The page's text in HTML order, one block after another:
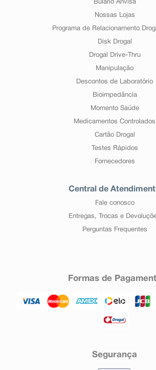
Bulário Anvisa
Nossas Lojas
Programa de Relacionamento
Disk Drogal
Drogal Drive-Thru
Manipulação
Descontos de Laboratório
Bioimpedância
Momento Saúde
Medicamentos Controlados
Cartão Drogal
Testes Rápidos
Fornecedores
Central de
Fale conosco
Entregas, Trocas e
Perguntas Frequentes
Formas de
Segurança